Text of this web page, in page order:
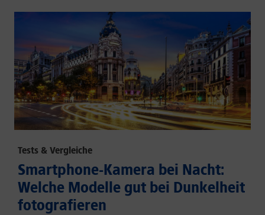
Tests & Vergleiche
Smartphone-Kamera bei Nacht:
Welche Modelle gut bei Dunkelheit
fotografieren